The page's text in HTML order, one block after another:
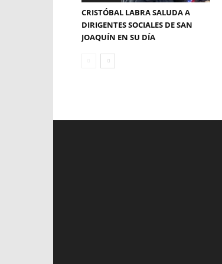
CRISTÓBAL LABRA SALUDA A
DIRIGENTES SOCIALES DE SAN
JOAQUÍN EN SU DÍA